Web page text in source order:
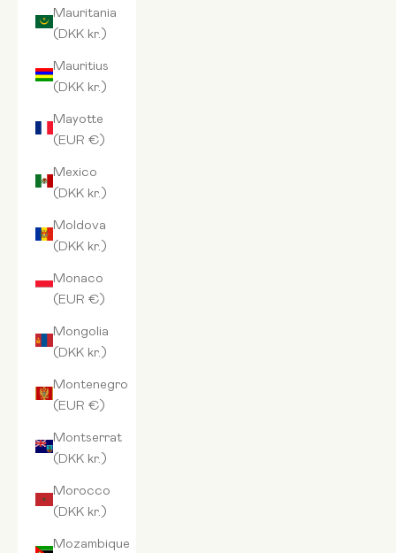
Mauritania
(DKK kr.)
Mauritius
(DKK kr.)
Mayotte
(EUR €)
Mexico
(DKK kr.)
Moldova
(DKK kr.)
Monaco
(EUR €)
Mongolia
(DKK kr.)
Montenegro
(EUR €)
Montserrat
(DKK kr.)
Morocco
(DKK kr.)
Mozambique